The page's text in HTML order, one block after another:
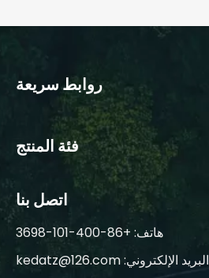
روابط سريعة
فئة المنتج
اتصل بنا
هاتف: +86-400-101-3698
البريد الإلكتروني:kedatz@126.com